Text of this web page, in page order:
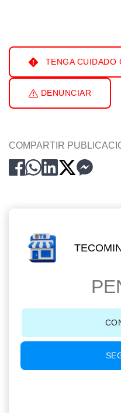
TENGA CUIDADO
DENUNCIAR
COMPARTIR